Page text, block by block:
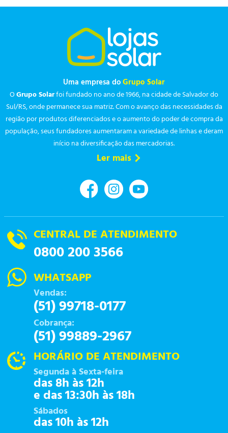
Uma empresa doGrupo Solar
OGrupo Solarfoi fundado no ano de 1966, na cidade de Salvador do
Sul/RS, onde permanece sua matriz. Com o avanço das necessidades da
região por produtos diferenciados e o aumento do poder de compra da
população, seus fundadores aumentaram a variedade de linhas e deram
início na diversificação das mercadorias.
Ler mais
CENTRAL DE ATENDIMENTO
0800 200 3566
WHATSAPP
Vendas:
(51) 99718-0177
Cobrança:
(51) 99889-2967
HORÁRIO DE ATENDIMENTO
Segunda à Sexta-feira
das 8h às 12h
e das 13:30h às 18h
Sábados
das 10h às 12h